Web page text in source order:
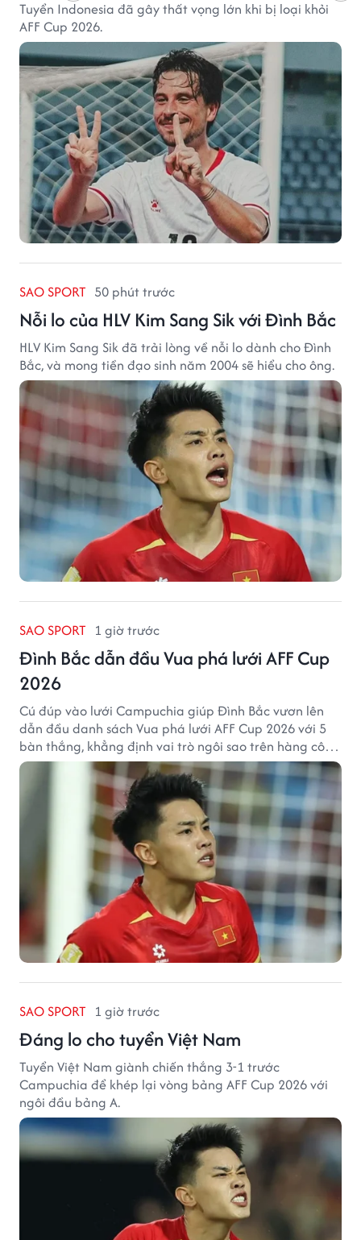
Tuyển Indonesia đã gây thất vọng lớn khi bị loại khỏi
AFF Cup 2026.
SAO SPORT 50 phút trước
Nỗi lo của HLV Kim Sang Sik với Đình Bắc
HLV Kim Sang Sik đã trải lòng về nỗi lo dành cho Đình
Bắc, và mong tiền đạo sinh năm 2004 sẽ hiểu cho ông.
SAO SPORT 1 giờ trước
Đình Bắc dẫn đầu Vua phá lưới AFF Cup
2026
Cú đúp vào lưới Campuchia giúp Đình Bắc vươn lên
dẫn đầu danh sách Vua phá lưới AFF Cup 2026 với 5
bàn thắng, khẳng định vai trò ngôi sao trên hàng công
tuyển Việt Nam.
SAO SPORT 1 giờ trước
Đáng lo cho tuyển Việt Nam
Tuyển Việt Nam giành chiến thắng 3-1 trước
Campuchia để khép lại vòng bảng AFF Cup 2026 với
ngôi đầu bảng A.